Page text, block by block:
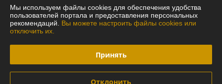
Полная версия сайта
Политика обработки cookies
Мы используем файлы cookies для обеспечения удобства
пользователей портала и предоставления персональных
рекомендаций. Вы можете настроить файлы cookies или
отключить их.
Принять
Отклонить